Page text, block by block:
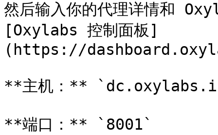
然后输入你的代理详情和
[Oxylabs 控制面板]
(https://
**主机：**
**端口：** `8001`